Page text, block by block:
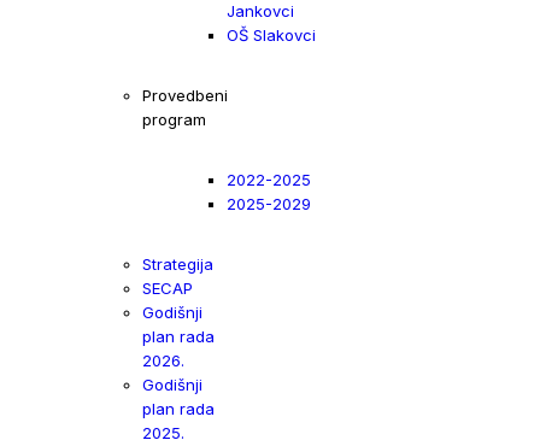
Jankovci
OŠ Slakovci
Provedbeni
program
2022-2025
2025-2029
Strategija
SECAP
Godišnji
plan rada
2026.
Godišnji
plan rada
2025.